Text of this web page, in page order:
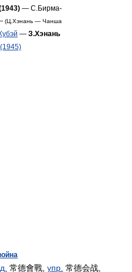
— С.Бирма-
(Ц.Хэнань — Чанша
— З.Хэнань
常德會戰, упр. 常德会战,